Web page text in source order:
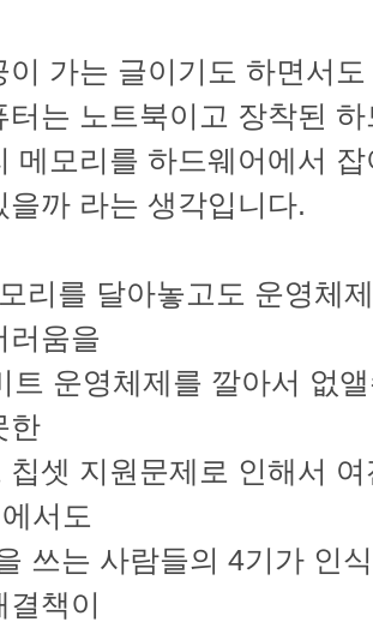
이 가는 글이기도 하면서
터는 노트북이고 장착된
메모리를 하드웨어에서
을까 라는 생각입니다.
리를 달아놓고도 운영체
러움을
트 운영체제를 깔아서 없
한
칩셋 지원문제로 인해서
서도
쓰는 사람들의 4기가 인
결책이